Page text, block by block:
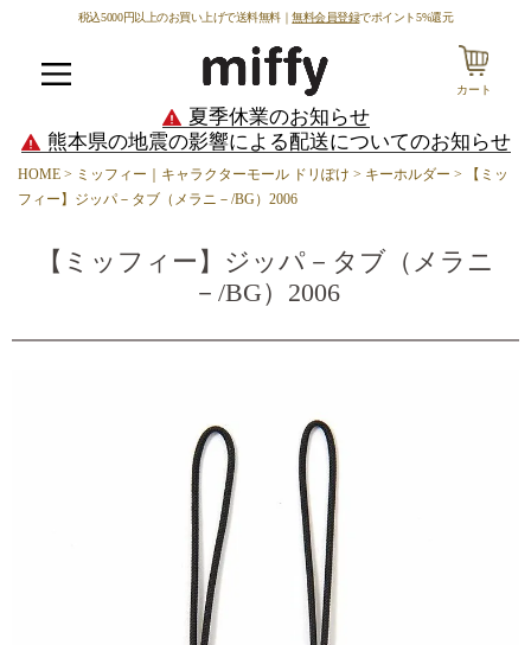
税込5000円以上のお買い上げで送料無料｜無料会員登録でポイント5%還元
カート
夏季休業のお知らせ
熊本県の地震の影響による配送についてのお知らせ
HOME ミッフィー｜キャラクターモール ドリぽけ キーホルダー
【ミッ
フィー】ジッパ－タブ（メラニ－/BG）2006
【ミッフィー】ジッパ－タブ（メラニ
－/BG）2006